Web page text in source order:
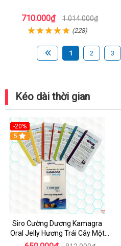
710.000₫ 1.014.000₫
(228)
1 2 3
Kéo dài thời gian
-20%
5
Siro Cường Dương Kamagra
Oral Jelly Hương Trái Cây Một
Hộp 7 Gói 100g